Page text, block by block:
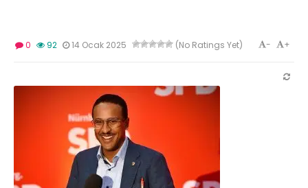
0 92 14 Ocak 2025 (No Ratings Yet) +
-